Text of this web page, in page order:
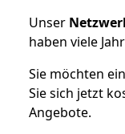
Unser
haben viele
Sie möchten
Sie sich jetzt
Angebote.